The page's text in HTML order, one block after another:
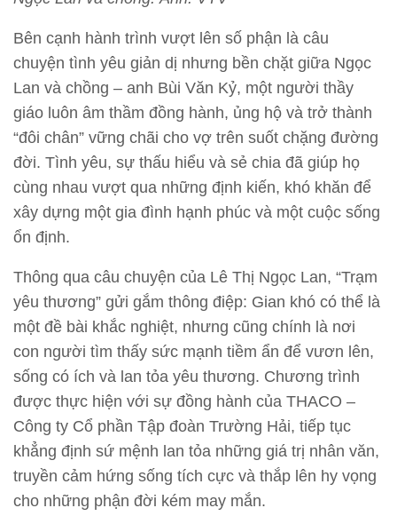
Bên cạnh hành trình vượt lên số phận là câu
chuyện tình yêu giản dị nhưng bền chặt giữa Ngọc
Lan và chồng – anh Bùi Văn Kỷ, một người thầy
giáo luôn âm thầm đồng hành, ủng hộ và trở thành
“đôi chân” vững chãi cho vợ trên suốt chặng đường
đời. Tình yêu, sự thấu hiểu và sẻ chia đã giúp họ
cùng nhau vượt qua những định kiến, khó khăn để
xây dựng một gia đình hạnh phúc và một cuộc sống
ổn định.
Thông qua câu chuyện của Lê Thị Ngọc Lan, “Trạm
yêu thương” gửi gắm thông điệp: Gian khó có thể là
một đề bài khắc nghiệt, nhưng cũng chính là nơi
con người tìm thấy sức mạnh tiềm ẩn để vươn lên,
sống có ích và lan tỏa yêu thương. Chương trình
được thực hiện với sự đồng hành của THACO –
Công ty Cổ phần Tập đoàn Trường Hải, tiếp tục
khẳng định sứ mệnh lan tỏa những giá trị nhân văn,
truyền cảm hứng sống tích cực và thắp lên hy vọng
cho những phận đời kém may mắn.